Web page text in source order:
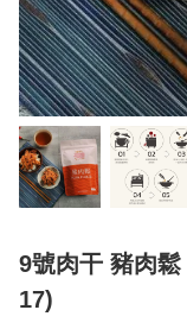
9號肉干 豬肉
17)